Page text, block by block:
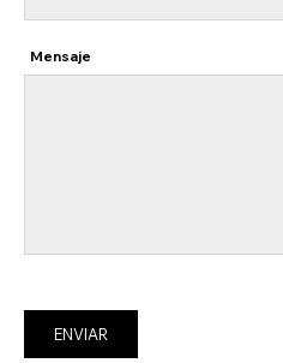
Mensaje
ENVIAR